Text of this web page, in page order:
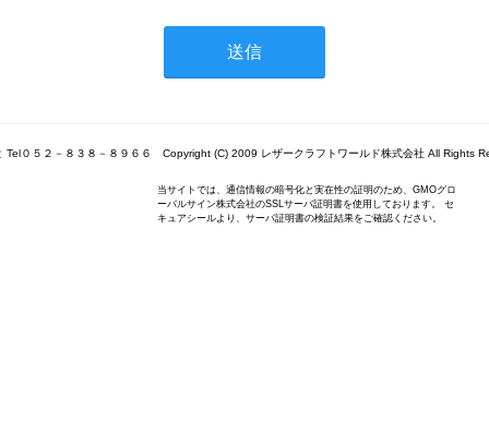
Tel０５２－８３８－８９６６ Copyright (C) 2009 レザークラフトワールド株式会社 All Rights
当サイトでは、通信情報の暗号化と実在性の証明のため、GMOグロ
ーバルサイン株式会社のSSLサーバ証明書を使用しております。 セ
キュアシールより、サーバ証明書の検証結果をご確認ください。